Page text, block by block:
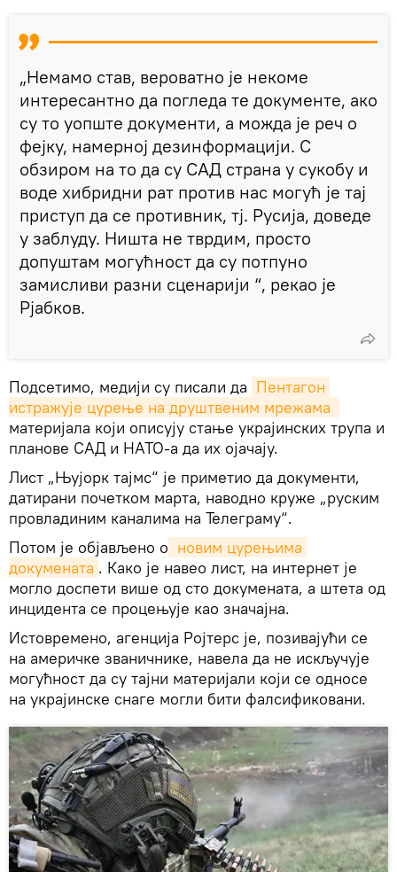
„Немамо став, вероватно је некоме
интересантно да погледа те документе, ако
су то уопште документи, а можда је реч о
фејку, намерној дезинформацији. С
обзиром на то да су САД страна у сукобу и
воде хибридни рат против нас могућ је тај
приступ да се противник, тј. Русија, доведе
у заблуду. Ништа не тврдим, просто
допуштам могућност да су потпуно
замисливи разни сценарији “, рекао је
Рјабков.
Подсетимо, медији су писали да Пентагон
материјала који описују стање украјинских трупа и
планове САД и НАТО-а да их ојачају.
Лист „Њујорк тајмс“ је приметио да документи,
датирани почетком марта, наводно круже „руским
провладиним каналима на Телеграму“.
Потом је објављено о новим цурењима
докумената . Како је навео лист, на интернет је
могло доспети више од сто докумената, а штета од
инцидента се процењује као значајна.
Истовремено, агенција Ројтерс је, позивајући се
на америчке званичнике, навела да не искључује
могућност да су тајни материјали који се односе
на украјинске снаге могли бити фалсификовани.